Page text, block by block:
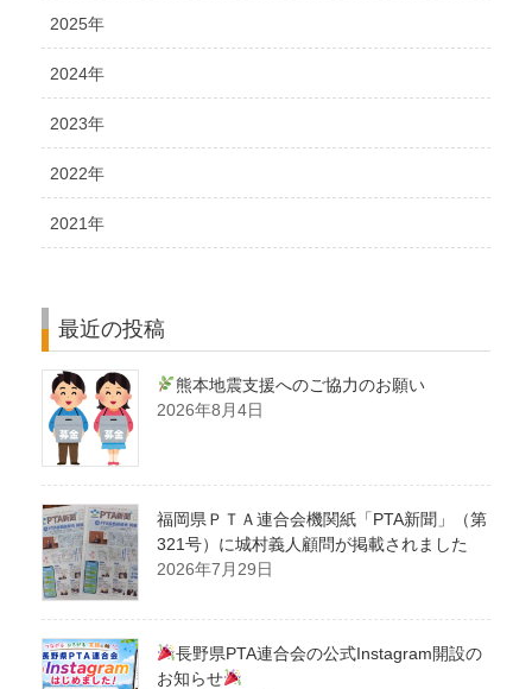
2025年
2024年
2023年
2022年
2021年
最近の投稿
熊本地震支援へのご協力のお願い
2026年8月4日
福岡県ＰＴＡ連合会機関紙「PTA新聞」（第
321号）に城村義人顧問が掲載されました
2026年7月29日
長野県PTA連合会の公式Instagram開設の
お知らせ